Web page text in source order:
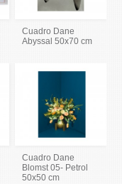
Cuadro Dane
Abyssal 50x70 cm
Cuadro Dane
Blomst 05- Petrol
50x50 cm